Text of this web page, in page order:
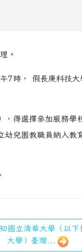
。
7時， 假長庚科技大
，得選擇參加服務學
兒園教職員納入教
國立清華大學（以下
大學）臺灣...